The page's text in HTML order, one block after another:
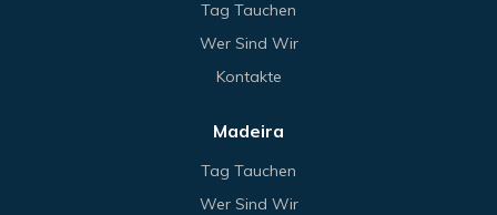
Tag Tauchen
Wer Sind Wir
Kontakte
Madeira
Tag Tauchen
Wer Sind Wir